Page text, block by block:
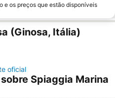
e os preços que estão disponíveis
(Ginosa, Itália)
oficial
Spiaggia Marina